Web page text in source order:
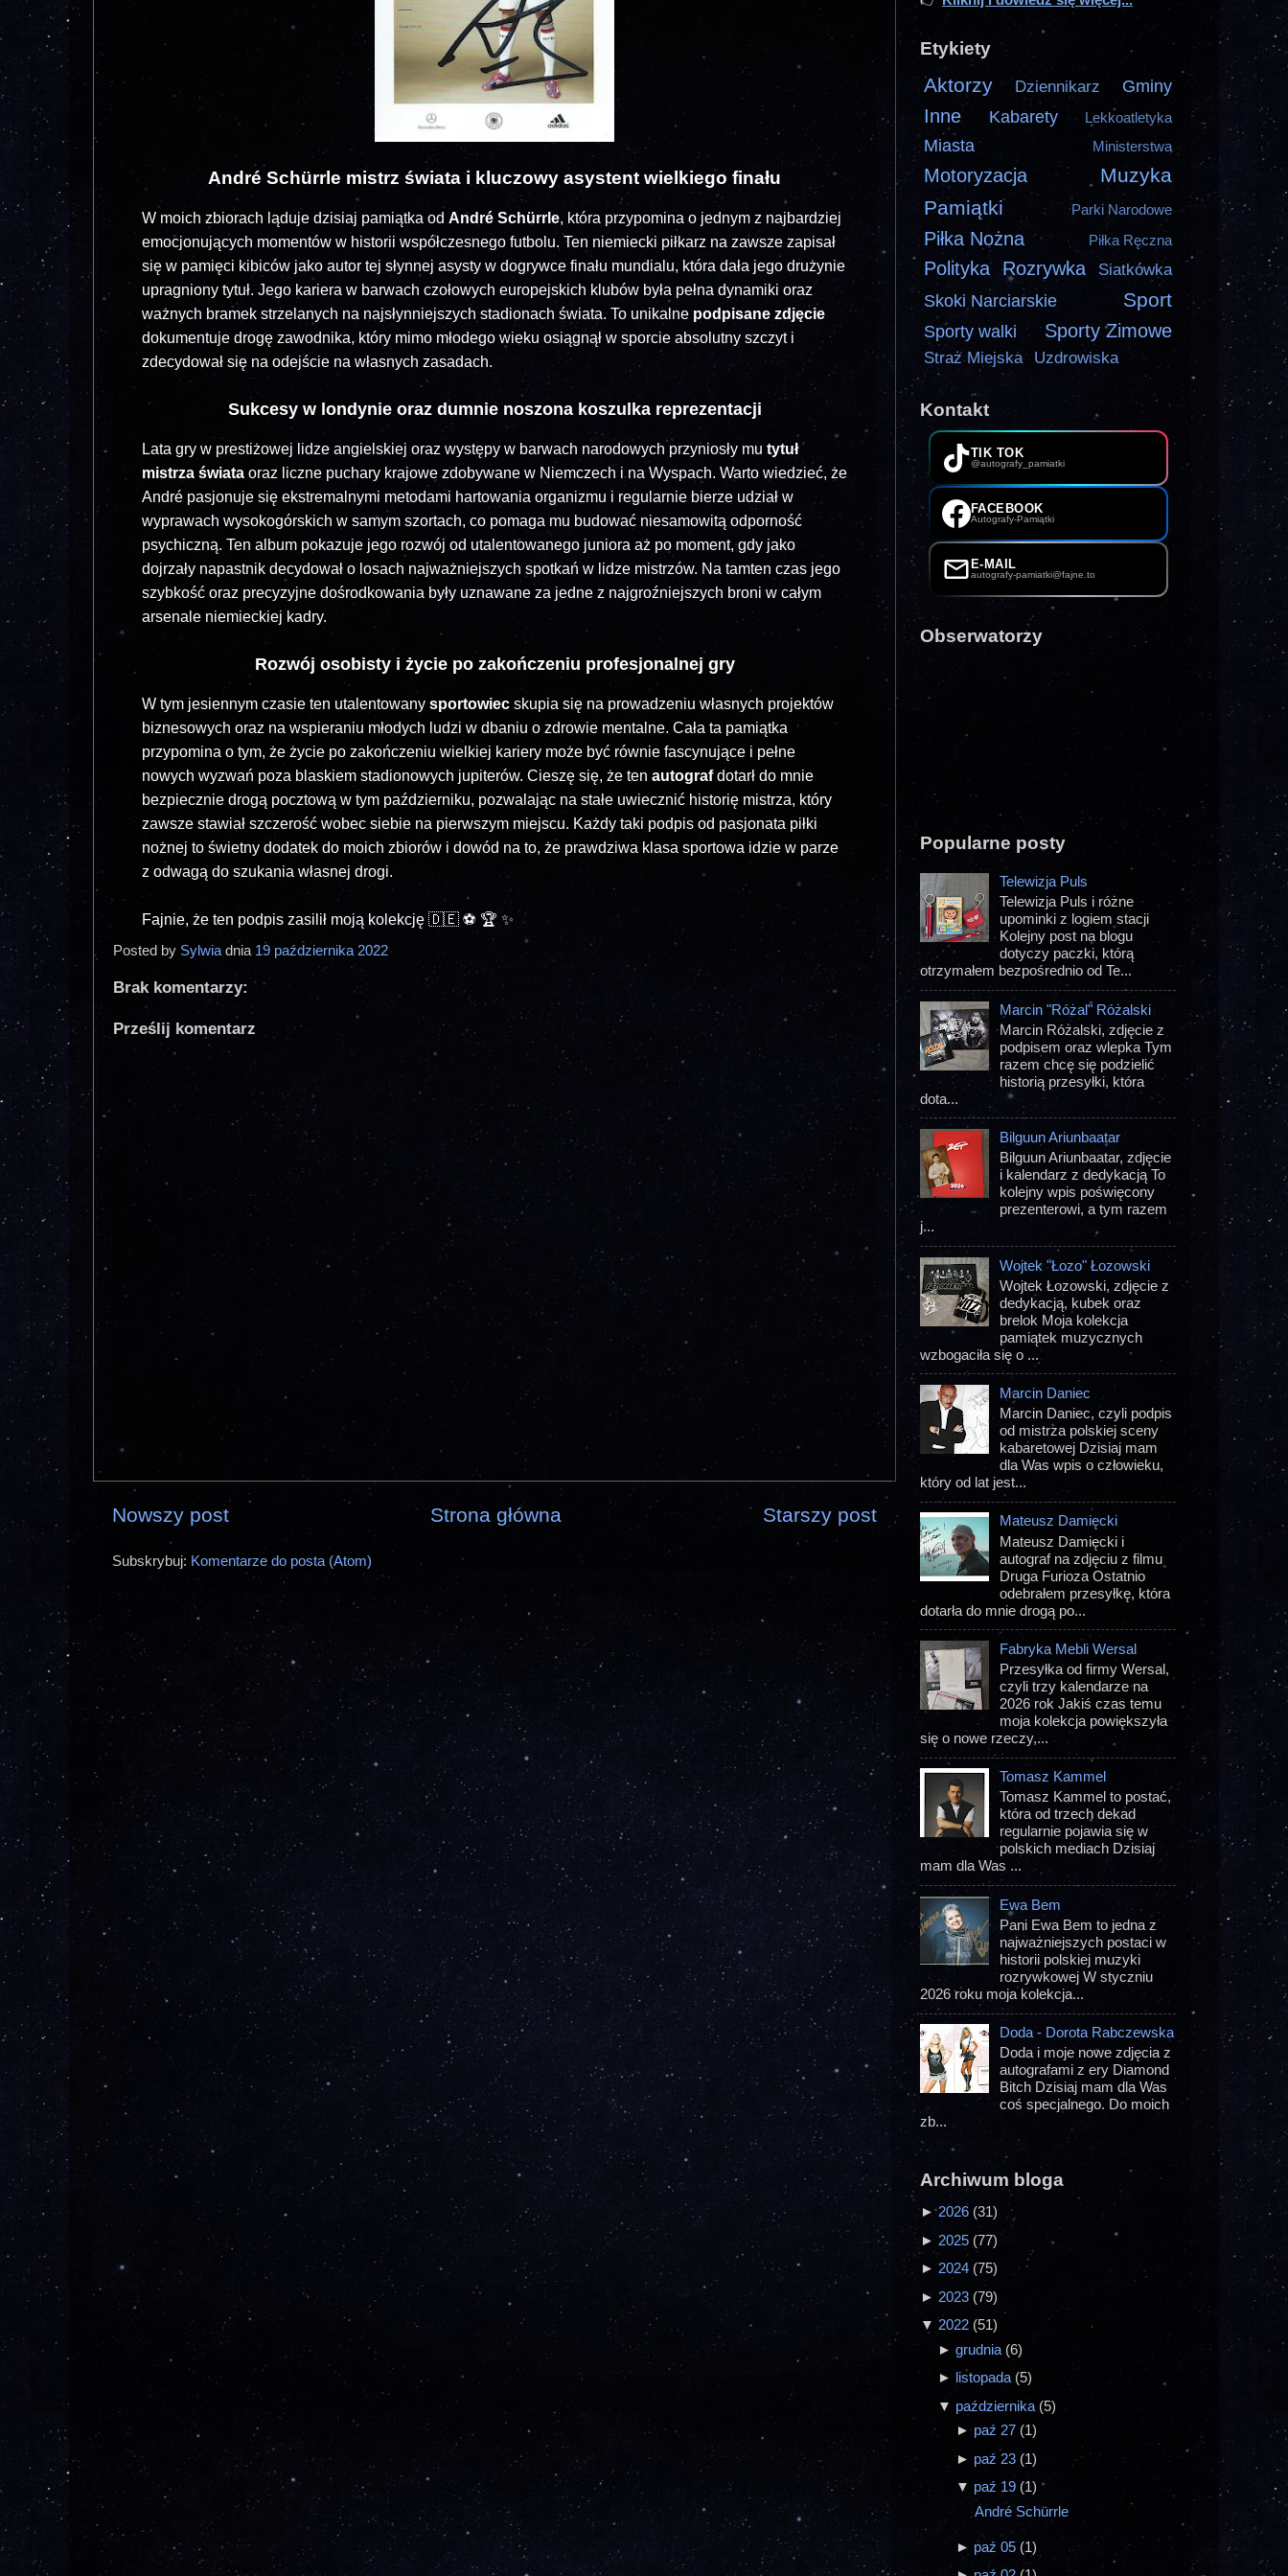
André Schürrle mistrz świata i kluczowy asystent wielkiego finału
W moich zbiorach ląduje dzisiaj pamiątka od André Schürrle, która przypomina o jednym z najbardziej
emocjonujących momentów w historii współczesnego futbolu. Ten niemiecki piłkarz na zawsze zapisał
się w pamięci kibiców jako autor tej słynnej asysty w dogrywce finału mundialu, która dała jego drużynie
upragniony tytuł. Jego kariera w barwach czołowych europejskich klubów była pełna dynamiki oraz
ważnych bramek strzelanych na najsłynniejszych stadionach świata. To unikalne podpisane zdjęcie
dokumentuje drogę zawodnika, który mimo młodego wieku osiągnął w sporcie absolutny szczyt i
zdecydował się na odejście na własnych zasadach.
Sukcesy w londynie oraz dumnie noszona koszulka reprezentacji
Lata gry w prestiżowej lidze angielskiej oraz występy w barwach narodowych przyniosły mu tytuł
mistrza świata oraz liczne puchary krajowe zdobywane w Niemczech i na Wyspach. Warto wiedzieć, że
André pasjonuje się ekstremalnymi metodami hartowania organizmu i regularnie bierze udział w
wyprawach wysokogórskich w samym szortach, co pomaga mu budować niesamowitą odporność
psychiczną. Ten album pokazuje jego rozwój od utalentowanego juniora aż po moment, gdy jako
dojrzały napastnik decydował o losach najważniejszych spotkań w lidze mistrzów. Na tamten czas jego
szybkość oraz precyzyjne dośrodkowania były uznawane za jedne z najgroźniejszych broni w całym
arsenale niemieckiej kadry.
Rozwój osobisty i życie po zakończeniu profesjonalnej gry
W tym jesiennym czasie ten utalentowany sportowiec skupia się na prowadzeniu własnych projektów
biznesowych oraz na wspieraniu młodych ludzi w dbaniu o zdrowie mentalne. Cała ta pamiątka
przypomina o tym, że życie po zakończeniu wielkiej kariery może być równie fascynujące i pełne
nowych wyzwań poza blaskiem stadionowych jupiterów. Cieszę się, że ten autografdotarł do mnie
bezpiecznie drogą pocztową w tym październiku, pozwalając na stałe uwiecznić historię mistrza, który
zawsze stawiał szczerość wobec siebie na pierwszym miejscu. Każdy taki podpis od pasjonata piłki
nożnej to świetny dodatek do moich zbiorów i dowód na to, że prawdziwa klasa sportowa idzie w parze
z odwagą do szukania własnej drogi.
Fajnie, że ten podpis zasilił moją kolekcję 🇩🇪 ⚽ 🏆 ✨
Posted by Sylwia dnia 19 października 2022
Brak komentarzy:
Prześlij komentarz
Nowszy post Starszy post
Strona główna
Subskrybuj: Komentarze do posta (Atom)
Etykiety
Aktorzy Dziennikarz Gminy
Inne Kabarety Lekkoatletyka
Miasta Ministerstwa
Motoryzacja
Muzyka
Pamiątki
Parki Narodowe
Piłka Nożna Piłka Ręczna
Polityka Rozrywka Siatkówka
Skoki Narciarskie Sport
Sporty walki Sporty Zimowe
Straż Miejska Uzdrowiska
Kontakt
TIK TOK
@autografy_pamiatki
FACEBOOK
Autografy-Pamiątki
E-MAIL
autografy-pamiatki@fajne.to
Obserwatorzy
Popularne posty
Telewizja Puls
Telewizja Puls i różne
upominki z logiem stacji
Kolejny post na blogu
dotyczy paczki, którą
otrzymałem bezpośrednio od Te...
Marcin "Różal" Różalski
Marcin Różalski, zdjęcie z
podpisem oraz wlepka Tym
razem chcę się podzielić
historią przesyłki, która
dota...
Bilguun Ariunbaatar
Bilguun Ariunbaatar, zdjęcie
i kalendarz z dedykacją To
kolejny wpis poświęcony
prezenterowi, a tym razem
j...
Wojtek "Łozo" Łozowski
Wojtek Łozowski, zdjęcie z
dedykacją, kubek oraz
brelok Moja kolekcja
pamiątek muzycznych
wzbogaciła się o ...
Marcin Daniec
Marcin Daniec, czyli podpis
od mistrza polskiej sceny
kabaretowej Dzisiaj mam
dla Was wpis o człowieku,
który od lat jest...
Mateusz Damięcki
Mateusz Damięcki i
autograf na zdjęciu z filmu
Druga Furioza Ostatnio
odebrałem przesyłkę, która
dotarła do mnie drogą po...
Fabryka Mebli Wersal
Przesyłka od firmy Wersal,
czyli trzy kalendarze na
2026 rok Jakiś czas temu
moja kolekcja powiększyła
się o nowe rzeczy,...
Tomasz Kammel
Tomasz Kammel to postać,
która od trzech dekad
regularnie pojawia się w
polskich mediach Dzisiaj
mam dla Was ...
Ewa Bem
Pani Ewa Bem to jedna z
najważniejszych postaci w
historii polskiej muzyki
rozrywkowej W styczniu
2026 roku moja kolekcja...
Doda - Dorota Rabczewska
Doda i moje nowe zdjęcia z
autografami z ery Diamond
Bitch Dzisiaj mam dla Was
coś specjalnego. Do moich
zb...
Archiwum bloga
►2026 (31)
► 2025 (77)
► 2024 (75)
► 2023 (79)
▼ 2022 (51)
►grudnia (6)
► listopada (5)
▼ października (5)
► paź 27 (1)
► paź 23 (1)
▼ paź 19 (1)
André Schürrle
► paź 05 (1)